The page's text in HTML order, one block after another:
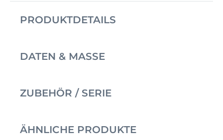
PRODUKTDETAILS
DATEN & MASSE
ZUBEHÖR / SERIE
ÄHNLICHE PRODUKTE